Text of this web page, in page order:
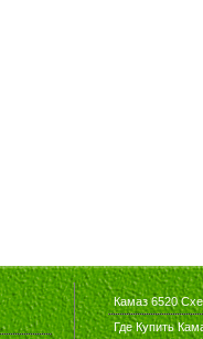
Камаз 6520
Где Купить